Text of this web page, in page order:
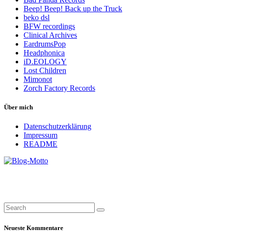
Beep! Beep! Back up the Truck
beko dsl
BFW recordings
Clinical Archives
EardrumsPop
Headphonica
iD.EOLOGY
Lost Children
Mimonot
Zorch Factory Records
Über mich
Datenschutzerklärung
Impressum
README
Neueste Kommentare